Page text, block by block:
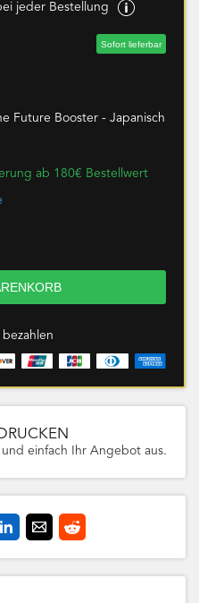
jeder Bestellung
Sofort lieferbar
Future Booster - Japanisch
ab 180€ Bestellwert
bezahlen
und einfach Ihr Angebot aus.